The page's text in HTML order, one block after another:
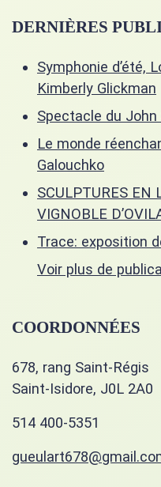
DERNIÈRES
Symphonie d’été,
Kimberly Glickman
Spectacle du John
Le monde
Galouchko
SCULPTURES EN
VIGNOBLE
Trace: exposition
Voir plus de
COORDONNÉES
678, rang Saint-Régis
Saint-Isidore, J0L 2A0
514 400-5351